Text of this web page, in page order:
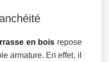
en bois repose
armature. En effet, il